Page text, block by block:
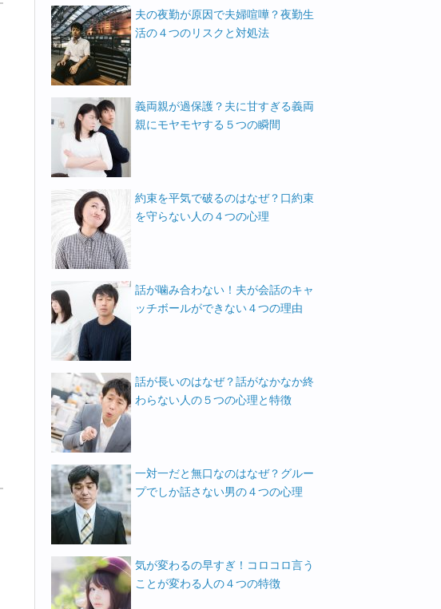
夫の夜勤が原因で夫婦喧嘩？夜勤生
活の４つのリスクと対処法
義両親が過保護？夫に甘すぎる義両
親にモヤモヤする５つの瞬間
約束を平気で破るのはなぜ？口約束
を守らない人の４つの心理
話が噛み合わない！夫が会話のキャ
ッチボールができない４つの理由
話が長いのはなぜ？話がなかなか終
わらない人の５つの心理と特徴
一対一だと無口なのはなぜ？グルー
プでしか話さない男の４つの心理
気が変わるの早すぎ！コロコロ言う
ことが変わる人の４つの特徴